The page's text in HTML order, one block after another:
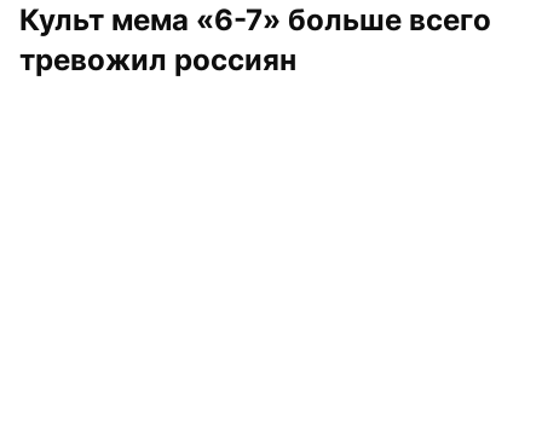
Культ мема «6-7» больше всего
тревожил россиян